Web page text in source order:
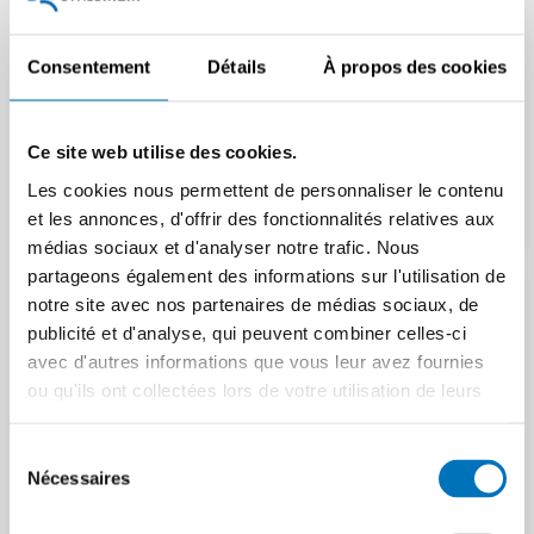
Consentement Détails À propos des cookies
Ce site web utilise des cookies.
Les cookies nous permettent de personnaliser le contenu
et les annonces, d'offrir des fonctionnalités relatives aux
médias sociaux et d'analyser notre trafic. Nous
partageons également des informations sur l'utilisation de
notre site avec nos partenaires de médias sociaux, de
publicité et d'analyse, qui peuvent combiner celles-ci
avec d'autres informations que vous leur avez fournies
ou qu'ils ont collectées lors de votre utilisation de leurs
Nécessaires
croissance
matière d’investissements
Article | 05.06.2026
niches de marché haut de
Christoph Frei expliquent
Article | 26.05.2026